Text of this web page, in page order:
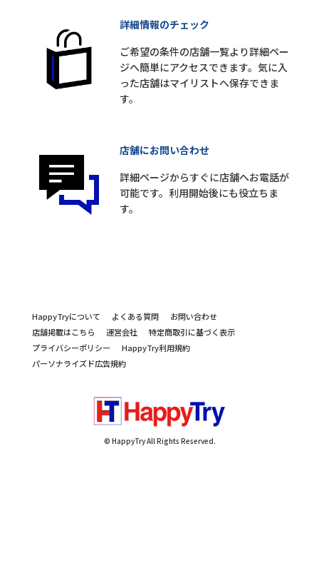
詳細情報のチェック
ご希望の条件の店舗一覧より詳細ペー
ジへ簡単にアクセスできます。気に入
った店舗はマイリストへ保存できま
す。
店舗にお問い合わせ
詳細ページからすぐに店舗へお電話が
可能です。利用開始後にも役立ちま
す。
HappyTryについて よくある質問
お問い合わせ
店舗掲載はこちら
運営会社
特定商取引に基づく表示
プライバシーポリシー
HappyTry利用規約
パーソナライズド広告規約
© HappyTry All Rights Reserved.